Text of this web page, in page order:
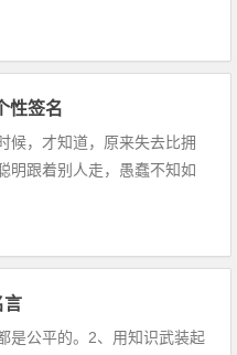
朋友，谢谢你陪我走过每个
保重好身本，天冷多添衣，
性签名
候，才知道，原来失去比拥
明跟着别人走，愚蠢不知如
，没有什么很久，找个借
，看我们的回忆，流自己的
言
是公平的。2、用知识武装起